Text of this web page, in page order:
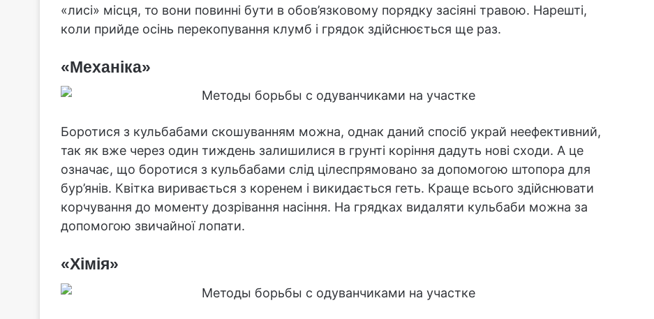
«лисі» місця, то вони повинні бути в обов’язковому порядку засіяні травою. Нарешті,
коли прийде осінь перекопування клумб і грядок здійснюється ще раз.
«Механіка»
Боротися з кульбабами скошуванням можна, однак даний спосіб украй неефективний,
так як вже через один тиждень залишилися в грунті коріння дадуть нові сходи. А це
означає, що боротися з кульбабами слід цілеспрямовано за допомогою штопора для
бур’янів. Квітка виривається з коренем і викидається геть. Краще всього здійснювати
корчування до моменту дозрівання насіння. На грядках видаляти кульбаби можна за
допомогою звичайної лопати.
«Хімія»